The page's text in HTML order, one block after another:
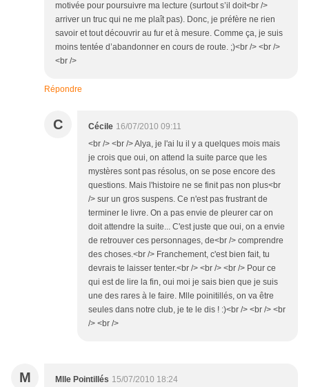
motivée pour poursuivre ma lecture (surtout s’il doit<br />
arriver un truc qui ne me plaît pas). Donc, je préfère ne rien
savoir et tout découvrir au fur et à mesure. Comme ça, je suis
moins tentée d’abandonner en cours de route. ;)<br /> <br />
<br />
Répondre
C Cécile 16/07/2010 09:11
<br /> <br /> Alya, je l'ai lu il y a quelques mois mais
je crois que oui, on attend la suite parce que les
mystères sont pas résolus, on se pose encore des
questions. Mais l'histoire ne se finit pas non plus<br
/> sur un gros suspens. Ce n'est pas frustrant de
terminer le livre. On a pas envie de pleurer car on
doit attendre la suite... C'est juste que oui, on a envie
de retrouver ces personnages, de<br /> comprendre
des choses.<br /> Franchement, c'est bien fait, tu
devrais te laisser tenter.<br /> <br /> <br /> Pour ce
qui est de lire la fin, oui moi je sais bien que je suis
une des rares à le faire. Mlle poinitillés, on va être
seules dans notre club, je te le dis ! :)<br /> <br /> <br
/> <br />
M Mlle Pointillés 15/07/2010 18:24